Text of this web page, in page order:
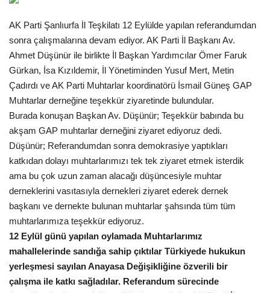
Spor
Gündem
Tekno Bilim
Ekonomi
Siyaset
Galeriler
Yaşam
Künye
Sağlık
AK Parti Şanlıurfa İl Teşkilatı 12 Eylülde yapılan referandumdan
sonra çalışmalarına devam ediyor. AK Parti İl Başkanı Av.
Ahmet Düşünür ile birlikte İl Başkan Yardımcılar Ömer Faruk
Gürkan, İsa Kızıldemir, İl Yönetiminden Yusuf Mert, Metin
Çadırdı ve AK Parti Muhtarlar koordinatörü İsmail Güneş GAP
Muhtarlar derneğine teşekkür ziyaretinde bulundular.
Burada konuşan Başkan Av. Düşünür; Teşekkür babında bu
akşam GAP muhtarlar derneğini ziyaret ediyoruz dedi.
Düşünür; Referandumdan sonra demokrasiye yaptıkları
katkıdan dolayı muhtarlarımızı tek tek ziyaret etmek isterdik
ama bu çok uzun zaman alacağı düşüncesiyle muhtar
derneklerini vasıtasıyla dernekleri ziyaret ederek dernek
başkanı ve dernekte bulunan muhtarlar şahsında tüm tüm
muhtarlarımıza teşekkür ediyoruz.
12 Eylül günü yapılan oylamada Muhtarlarımız
mahallelerinde sandığa sahip çıktılar Türkiyede hukukun
yerleşmesi sayılan Anayasa Değişikliğine özverili bir
çalışma ile katkı sağladılar. Referandum sürecinde